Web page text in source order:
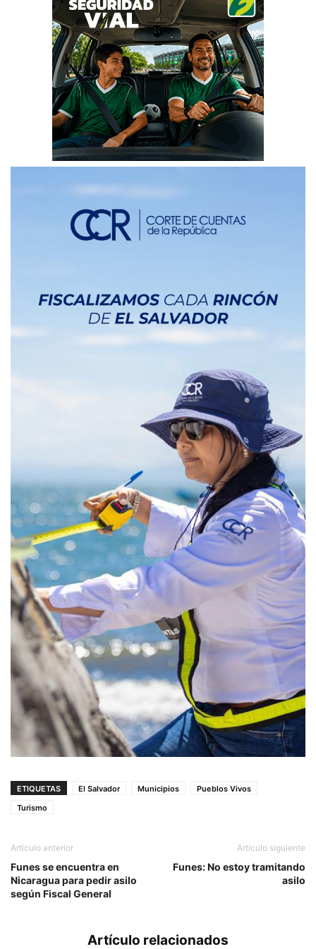
ETIQUETAS El Salvador Municipios
Pueblos Vivos
Turismo
Artículo anterior
Funes se encuentra en
Nicaragua para pedir asilo
según Fiscal General
Artículo siguiente
Funes: No estoy tramitando
asilo
Artículo relacionados